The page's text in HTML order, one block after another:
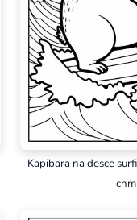
Kapibara na desce